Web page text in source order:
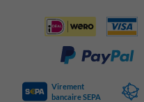
Virement
bancaire SEPA